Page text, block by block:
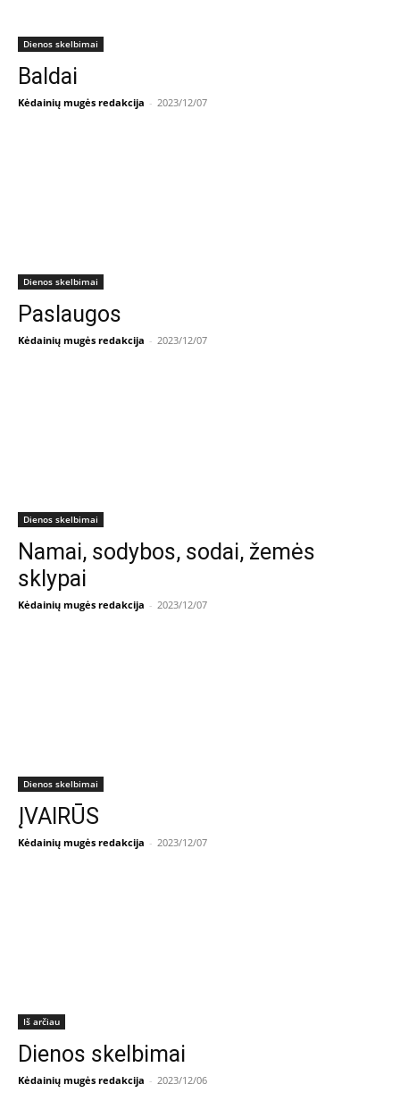
Dienos skelbimai
Baldai
Kėdainių mugės redakcija - 2023/12/07
Dienos skelbimai
Paslaugos
Kėdainių mugės redakcija - 2023/12/07
Dienos skelbimai
Namai, sodybos, sodai, žemės
sklypai
Kėdainių mugės redakcija - 2023/12/07
Dienos skelbimai
ĮVAIRŪS
Kėdainių mugės redakcija - 2023/12/07
Iš arčiau
Dienos skelbimai
Kėdainių mugės redakcija - 2023/12/06